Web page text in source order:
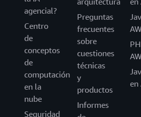
agencial?
Centro
de
conceptos
de
computación
en la
nube
Seguridad
Preguntas
frecuentes
sobre
cuestiones
técnicas
y
productos
Informes
en